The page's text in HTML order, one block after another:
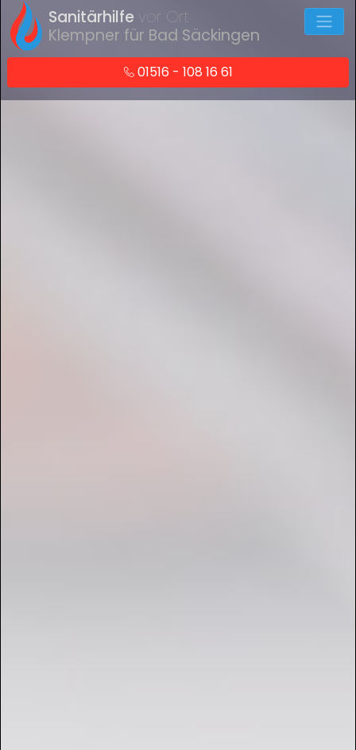
Sanitärhilfe
vor Ort
Klempner für Bad Säckingen
01516 - 108 16 61